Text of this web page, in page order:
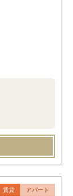
賃貸 アパート